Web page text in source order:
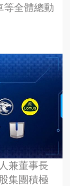
等全體總動
兼董事長
集團積極